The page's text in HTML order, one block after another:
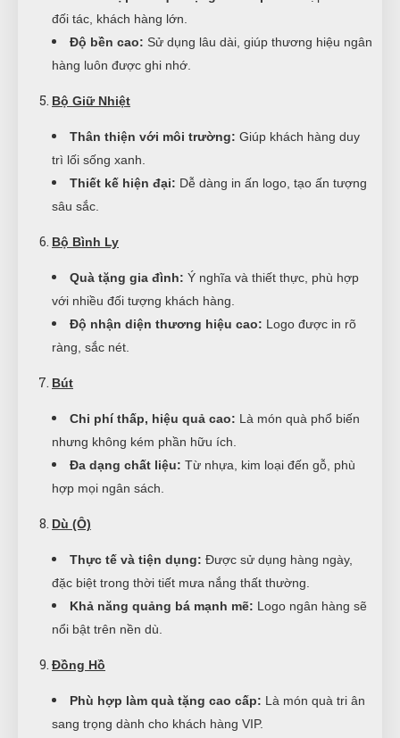
đối tác, khách hàng lớn.
Độ bền cao: Sử dụng lâu dài, giúp thương hiệu ngân
hàng luôn được ghi nhớ.
Bộ Giữ Nhiệt
Thân thiện với môi trường: Giúp khách hàng duy
trì lối sống xanh.
Thiết kế hiện đại: Dễ dàng in ấn logo, tạo ấn tượng
sâu sắc.
Bộ Bình Ly
Quà tặng gia đình: Ý nghĩa và thiết thực, phù hợp
với nhiều đối tượng khách hàng.
Độ nhận diện thương hiệu cao: Logo được in rõ
ràng, sắc nét.
Bút
Chi phí thấp, hiệu quả cao: Là món quà phổ biến
nhưng không kém phần hữu ích.
Đa dạng chất liệu: Từ nhựa, kim loại đến gỗ, phù
hợp mọi ngân sách.
Dù (Ô)
Thực tế và tiện dụng: Được sử dụng hàng ngày,
đặc biệt trong thời tiết mưa nắng thất thường.
Khả năng quảng bá mạnh mẽ: Logo ngân hàng sẽ
nổi bật trên nền dù.
Đồng Hồ
Phù hợp làm quà tặng cao cấp: Là món quà tri ân
sang trọng dành cho khách hàng VIP.